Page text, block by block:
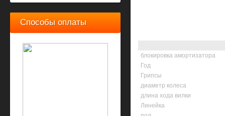
Способы оплаты
блокировка амортизатора
Год
Грипсы
диаметр колеса
длина хода вилки
Линейка